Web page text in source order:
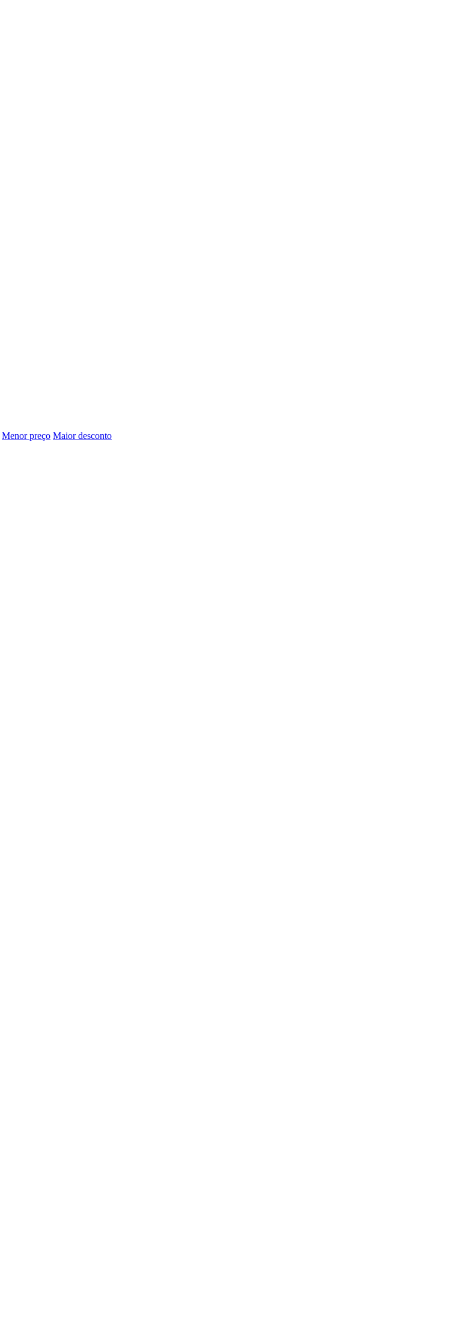
Menor preço Maior desconto